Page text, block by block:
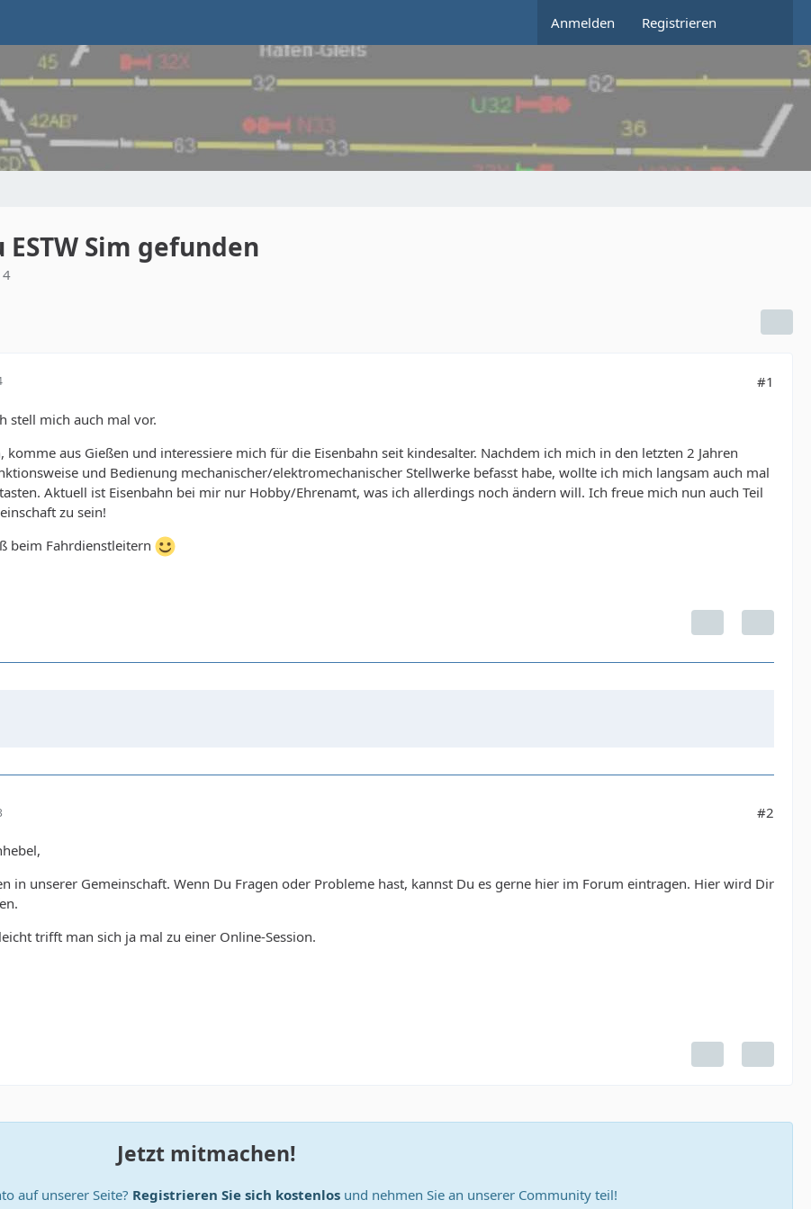
Anmelden Registrieren
Sim gefunden
#1
stell mich auch mal vor.
komme aus Gießen und interessiere mich für die Eisenbahn seit kindesalter. Nachdem ich mich in den letzten 2 Jahren
und Bedienung mechanischer/elektromechanischer Stellwerke befasst habe, wollte ich mich langsam auch mal
Aktuell ist Eisenbahn bei mir nur Hobby/Ehrenamt, was ich allerdings noch ändern will. Ich freue mich nun auch Teil
zu sein!
beim Fahrdienstleitern
#2
in unserer Gemeinschaft. Wenn Du Fragen oder Probleme hast, kannst Du es gerne hier im Forum eintragen. Hier wird Dir
trifft man sich ja mal zu einer Online-Session.
Jetzt mitmachen!
auf unserer Seite? Registrieren Sie sich kostenlos und nehmen Sie an unserer Community teil!